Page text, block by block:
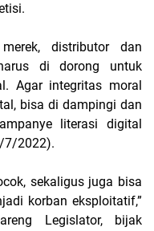
merek, distributor dan
di dorong untuk
Agar integritas moral
bisa di dampingi dan
literasi digital
7/2022).
sekaligus juga bisa
korban eksploitatif,”
Legislator, bijak